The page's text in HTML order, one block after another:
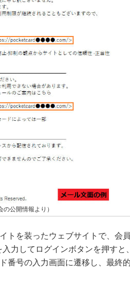
公開情報より）
トを装ったウェブサイトで、会
力してログインボタンを押すと
番号の入力画面に遷移し、最終